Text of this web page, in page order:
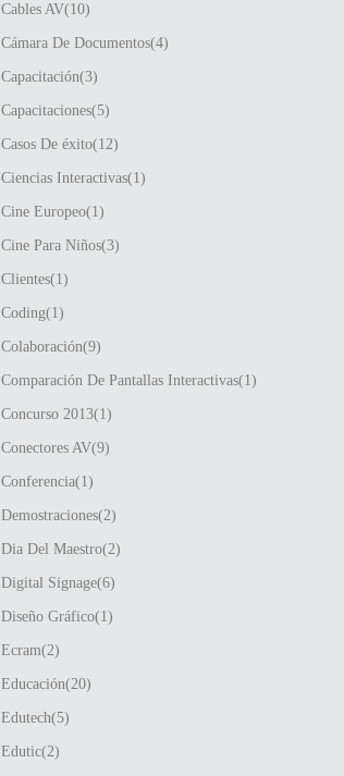
Cables AV(10)
Cámara De Documentos(4)
Capacitación(3)
Capacitaciones(5)
Casos De éxito(12)
Ciencias Interactivas(1)
Cine Europeo(1)
Cine Para Niños(3)
Clientes(1)
Coding(1)
Colaboración(9)
Comparación De Pantallas Interactivas(1)
Concurso 2013(1)
Conectores AV(9)
Conferencia(1)
Demostraciones(2)
Dia Del Maestro(2)
Digital Signage(6)
Diseño Gráfico(1)
Ecram(2)
Educación(20)
Edutech(5)
Edutic(2)